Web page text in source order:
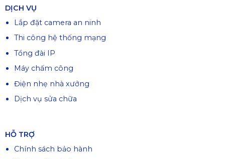
DỊCH VỤ
Lắp đặt camera an ninh
Thi công hệ thống mạng
Tổng đài IP
Máy chấm công
Điện nhẹ nhà xưởng
Dịch vụ sửa chữa
HỖ TRỢ
Chính sách bảo hành